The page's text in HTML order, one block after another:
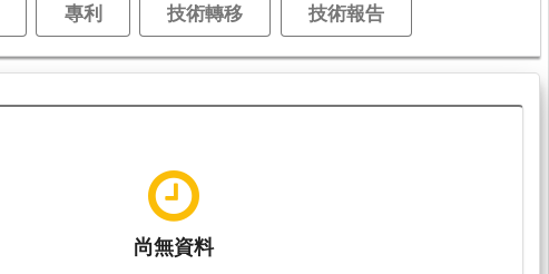
專利 技術轉移 技術報告
尚無資料